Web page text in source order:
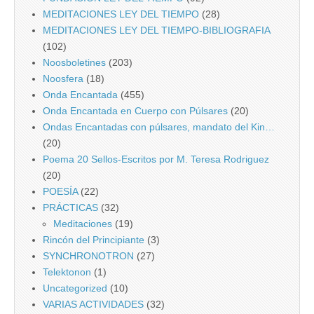
MEDITACIONES LEY DEL TIEMPO (28)
MEDITACIONES LEY DEL TIEMPO-BIBLIOGRAFIA
(102)
Noosboletines (203)
Noosfera (18)
Onda Encantada (455)
Onda Encantada en Cuerpo con Púlsares (20)
Ondas Encantadas con púlsares, mandato del Kin…
(20)
Poema 20 Sellos-Escritos por M. Teresa Rodriguez
(20)
POESÍA(22)
PRÁCTICAS (32)
Meditaciones (19)
Rincón del Principiante (3)
SYNCHRONOTRON (27)
Telektonon (1)
Uncategorized (10)
VARIAS ACTIVIDADES (32)